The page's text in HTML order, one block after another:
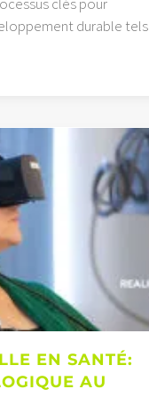
durable tels
EN SANTÉ:
AU